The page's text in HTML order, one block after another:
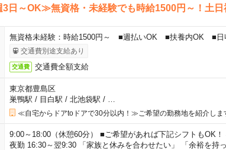
日～OK≫無資格・未経験でも時給1500円～！土日
無資格未経験：時給1500円～ ■週払いOK ■扶養内OK ■日
交通費別途支給あり
交通費 交通費全額支給
東京都豊島区
巣鴨駅 / 目白駅 / 北池袋駅 /
≪自宅からドアtoドアで30分以内！≫ご希望の勤務地を紹介しま
9:00～18:00（休憩60分） ■ご希望があれば下記シフトもOK
夜勤 16:30～翌9:30 「家族と休みを合わせたい」 「余裕を持